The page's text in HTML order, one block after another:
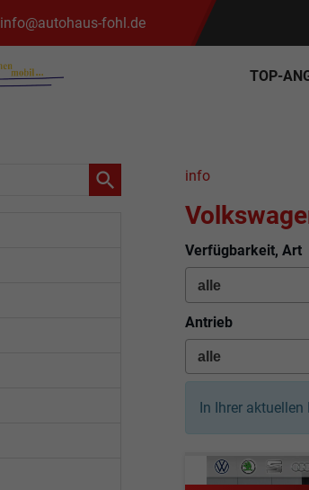
info@autohaus-fohl.de
TOP-
info
Verfügbarkeit, Art
Antrieb
In Ihrer